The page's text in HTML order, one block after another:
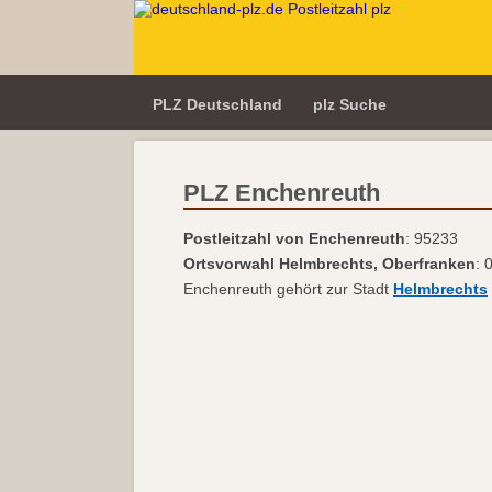
PLZ Deutschland plz Suche
PLZ Enchenreuth
Postleitzahl von Enchenreuth: 95233
Ortsvorwahl Helmbrechts, Oberfranken:
Enchenreuth gehört zur Stadt Helmbrechts